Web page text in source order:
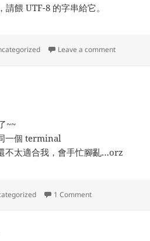
，請餵 UTF-8 的字串給它。
Leave a commenton 行動電
~~
一個 terminal
不太適合我，會手忙腳亂…orz
1 Commenton 試用 tmux